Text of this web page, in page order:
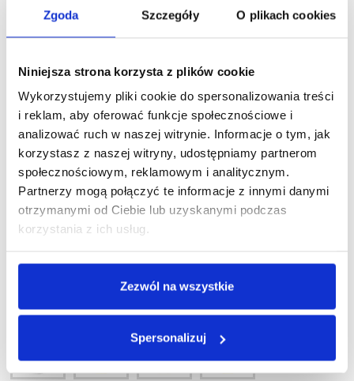
Zgoda Szczegóły O plikach cookies
Niniejsza strona korzysta z plików cookie
Wykorzystujemy pliki cookie do spersonalizowania treści
i reklam, aby oferować funkcje społecznościowe i
analizować ruch w naszej witrynie. Informacje o tym, jak
korzystasz z naszej witryny, udostępniamy partnerom
społecznościowym, reklamowym i analitycznym.
Partnerzy mogą połączyć te informacje z innymi danymi
otrzymanymi od Ciebie lub uzyskanymi podczas
korzystania z ich usług.
Zezwól na wszystkie
Spersonalizuj
21,89 zł netto
Kod produktu: 5000768
Uchwyt na kosmetyki w dozownikach ARGAN SOURCE
biały w
komplecie z bardzo wytrzymałą taśmą montażową 3M, oraz
zestawem montażowym do wiercenia. Do zestawu
dołączany jest klucz zabezpieczający dozownik przed
kradzieżą. Dla linii kosmetyków: Argan Source
Możliwość montażu za pomocą taśmy montażowej lub
przywiercenia do ściany na stałe.
DODAJ DO KOSZYKA
Zobacz inne z tej linii